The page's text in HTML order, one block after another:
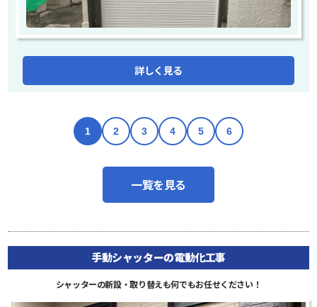
詳しく見る
1 2 3 4 5 6
一覧を見る
手動シャッターの電動化工事
シャッターの新設・取り替えも何でもお任せください！